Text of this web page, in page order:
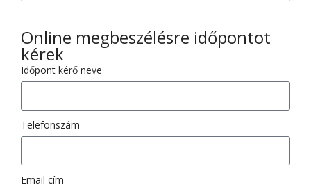
Online megbeszélésre időpontot
kérek
Időpont kérő neve
Telefonszám
Email cím